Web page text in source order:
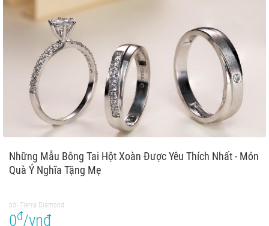
Những Mẫu Bông Tai Hột Xoàn Được Yêu Thích Nhất - Món
Quà Ý Nghĩa Tặng Mẹ
bởi Tierra Diamond
0đ/vnđ